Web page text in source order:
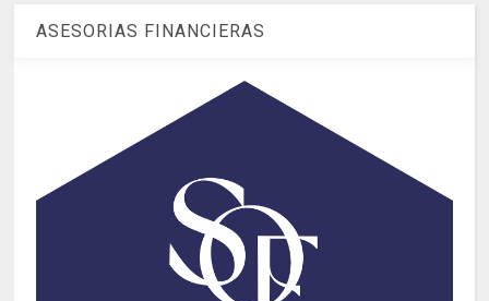
ASESORIAS FINANCIERAS